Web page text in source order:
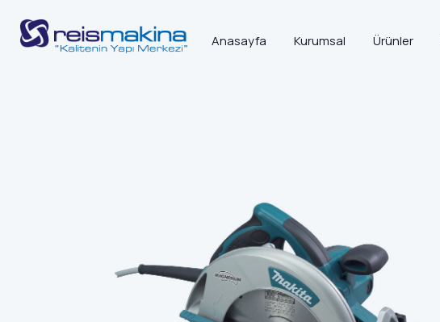
Anasayfa Kurumsal Ürünler
Anasayfa